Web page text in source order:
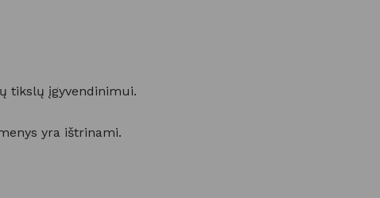
tikslų įgyvendinimui.
yra ištrinami.